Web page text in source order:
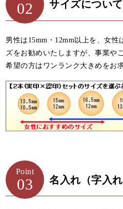
02 サイズについて
男性は15mm・12mm以上を、女性
ズをお勧めいたしますが、事業や
希望の方はワンランク大きめをお
Point
03 名入れ（字入